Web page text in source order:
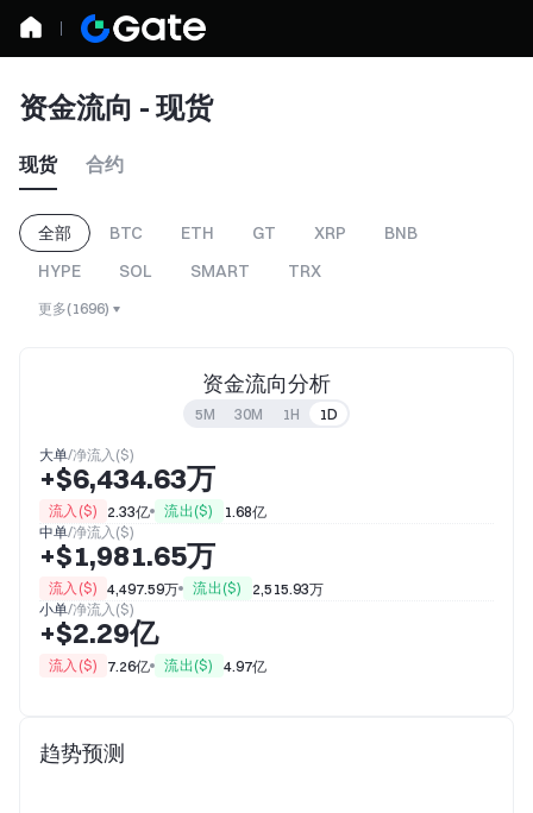
资金流向 - 现货
现货 合约
全部 BTC ETH GT XRP
BNB
HYPE
SOL SMART TRX
更多(1696)
资金流向分析
5M 30M 1H 1D
大单/净流入($)
+$6,434.63万
流入($) 2.33亿 流出($)
1.68亿
中单/净流入($)
+$1,981.65万
流入($) 4,497.59万 流出($)
2,515.93万
小单/净流入($)
+$2.29亿
流入($) 7.26亿 流出($) 4.97亿
趋势预测